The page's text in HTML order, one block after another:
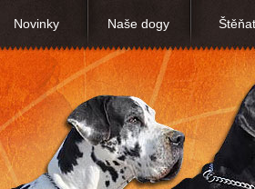
Novinky Naše dogy